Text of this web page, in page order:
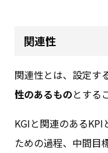
関連性
関連性とは、設定す
性のあるものとする
KGIと関連のあるKPI
ための過程、中間目